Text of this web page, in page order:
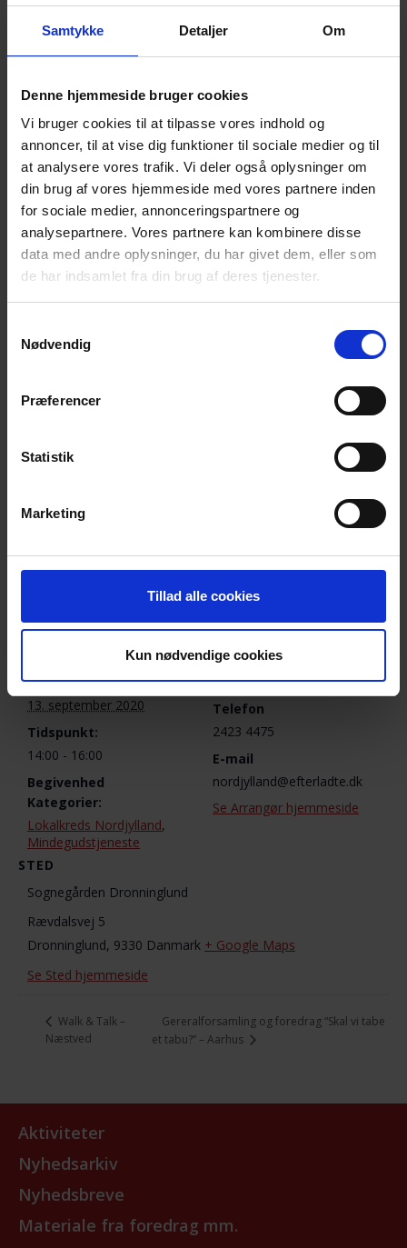
Samtykke Detaljer Om
Denne hjemmeside bruger cookies
Vi bruger cookies til at tilpasse vores indhold og
annoncer, til at vise dig funktioner til sociale medier og til
at analysere vores trafik. Vi deler også oplysninger om
din brug af vores hjemmeside med vores partnere inden
for sociale medier, annonceringspartnere og
analysepartnere. Vores partnere kan kombinere disse
data med andre oplysninger, du har givet dem, eller som
de har indsamlet fra din brug af deres tjenester.
Nødvendig
Præferencer
Statistik
Marketing
Tillad alle cookies
Kun nødvendige cookies
I anledning af verdensdagen for
selvmordsforebyggelse inviteres til
Sognepræst Hanne Svensmark, som selv mistede sin
mand til selvmord i 2003, står for gudstjenesten, der
er for alle som føler sig berørt af selvmord, hvad
enten det er sket fornyelig eller for mange år siden.
Foreningen Efterladte efter Selvmord og Nefos vil
være til stede og vil efter gudstjenesten kort fortælle
om deres tilbud i Nordjylland.
Derefter drikker vi kaffe og der vil være mulighed
Svensmark, og for at tale individuelt med foreningens
Arrangeret af Dronninglund/Dorfs og Brønderslev
Provstis Diakoniudvalg
Tilføj til kalender
Dato:
13. september 2020
Tidspunkt:
14:00 - 16:00
Begivenhed
Kategorier:
Lokalkreds Nordjylland,
Mindegudstjeneste
STED
Sognegården Dronninglund
Rævdalsvej 5
Dronninglund, 9330 Danmark + Google Maps
Se Sted hjemmeside
ARRANGØR
Lokalkreds Nordjylland
Telefon
2423 4475
E-mail
nordjylland@efterladte.dk
Se Arrangør hjemmeside
Walk & Talk –
Næstved
Gereralforsamling og foredrag “Skal vi tabe
et tabu?” – Aarhus
Aktiviteter
Nyhedsarkiv
Nyhedsbreve
Materiale fra foredrag mm.